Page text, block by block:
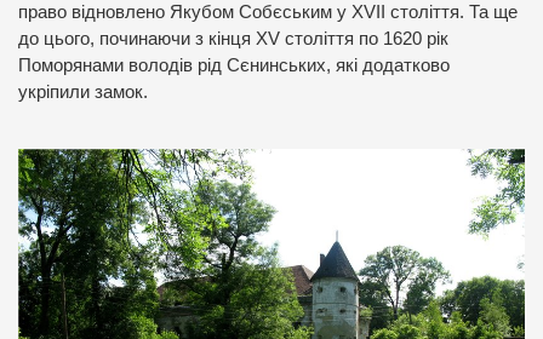
право відновлено Якубом Собєським у XVII століття. Та ще
до цього, починаючи з кінця XV століття по 1620 рік
Поморянами володів рід Сєнинських, які додатково
укріпили замок.